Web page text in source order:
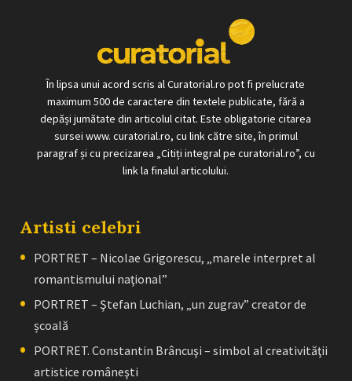
În lipsa unui acord scris al Curatorial.ro pot fi prelucrate
maximum 500 de caractere din textele publicate, fără a
depăși jumătate din articolul citat. Este obligatorie citarea
sursei www. curatorial.ro, cu link către site, în primul
paragraf și cu precizarea „Citiți integral pe curatorial.ro”, cu
link la finalul articolului.
Artisti celebri
PORTRET – Nicolae Grigorescu, „marele interpret al
romantismului naţional”
PORTRET – Ştefan Luchian, „un zugrav” creator de
școală
PORTRET. Constantin Brâncuşi – simbol al creativităţii
artistice româneşti